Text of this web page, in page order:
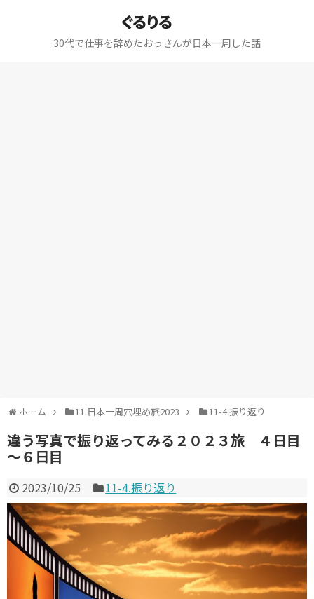
ぐるりる
30代で仕事を辞めたおっさんが日本一周した話
ホーム 11.日本一周穴埋め旅2023 11-4.振り返り
違う写真で振り返ってみる２０２３旅 ４日目
～６日目
2023/10/25 11-4.振り返り